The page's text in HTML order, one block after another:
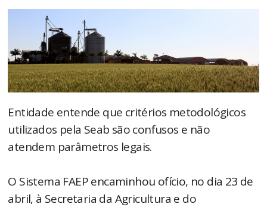
Entidade entende que critérios metodológicos
utilizados pela Seab são confusos e não
atendem parâmetros legais.
O Sistema FAEP encaminhou ofício, no dia 23 de
abril, à Secretaria da Agricultura e do